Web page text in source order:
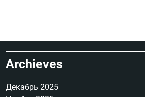
Archieves
Декабрь 2025